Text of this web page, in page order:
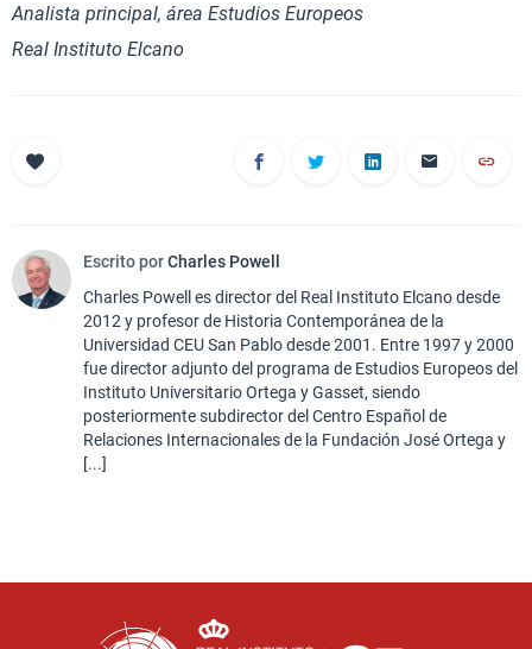
Analista principal, área Estudios Europeos
Real Instituto Elcano
Escrito porCharles Powell
Charles Powell es director del Real Instituto Elcano desde
2012 y profesor de Historia Contemporánea de la
Universidad CEU San Pablo desde 2001. Entre 1997 y 2000
fue director adjunto del programa de Estudios Europeos del
Instituto Universitario Ortega y Gasset, siendo
posteriormente subdirector del Centro Español de
Relaciones Internacionales de la Fundación José Ortega y
[...]